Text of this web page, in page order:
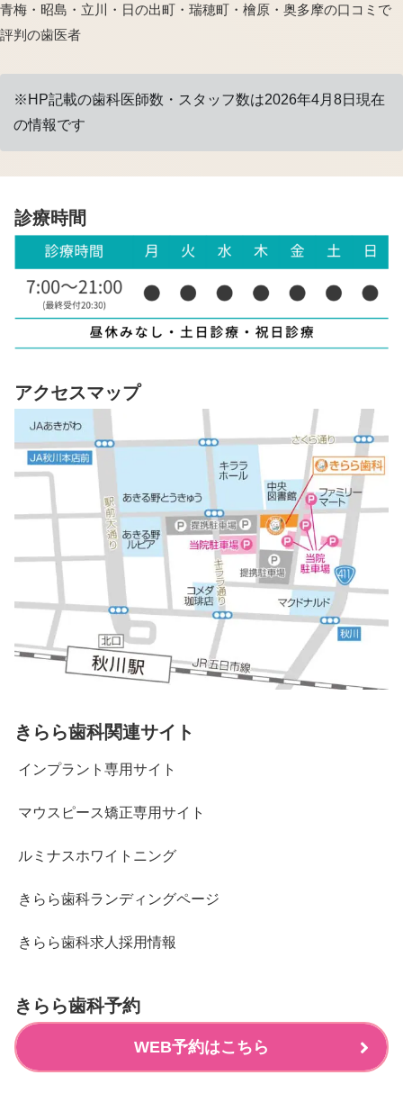
青梅・昭島・立川・日の出町・瑞穂町・檜原・奥多摩の口コミで
評判の歯医者
※HP記載の歯科医師数・スタッフ数は2026年4月8日現在
の情報です
診療時間
アクセスマップ
きらら歯科関連サイト
インプラント専用サイト
マウスピース矯正専用サイト
ルミナスホワイトニング
きらら歯科ランディングページ
きらら歯科求人採用情報
きらら歯科予約
WEB予約はこちら